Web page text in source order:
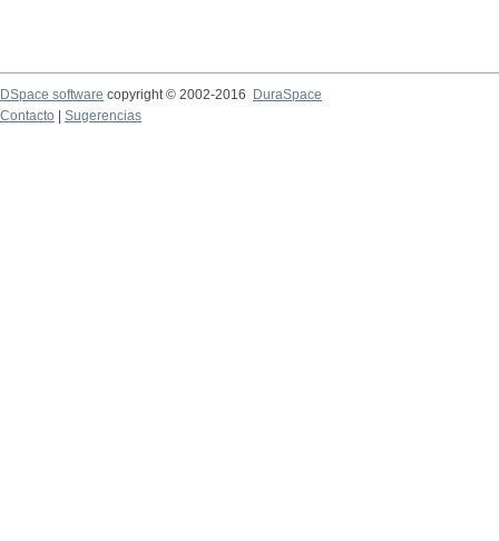
DSpace software copyright © 2002-2016
DuraSpace
Contacto
Sugerencias